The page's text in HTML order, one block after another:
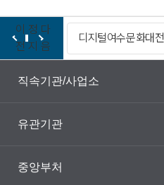
이
전
정
지
다
음
디지털여수문화대전
직속기관/사업소
유관기관
중앙부처